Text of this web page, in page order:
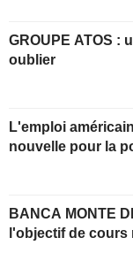
GROUPE ATOS : une nouvelle année à
oublier
L'emploi
nouvelle pour la
BANCA MONTE
l'objectif de cours